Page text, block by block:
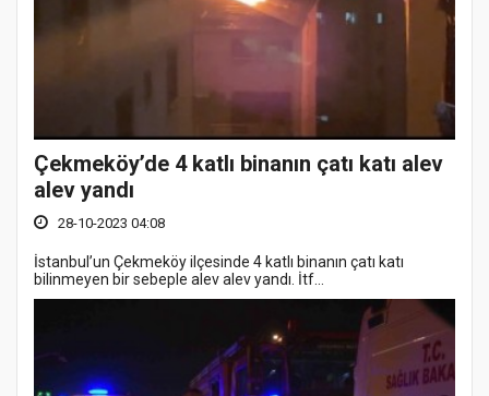
Çekmeköy’de 4 katlı binanın çatı katı alev
alev yandı
28-10-2023 04:08
İstanbul’un Çekmeköy ilçesinde 4 katlı binanın çatı katı
bilinmeyen bir sebeple alev alev yandı. İtf...